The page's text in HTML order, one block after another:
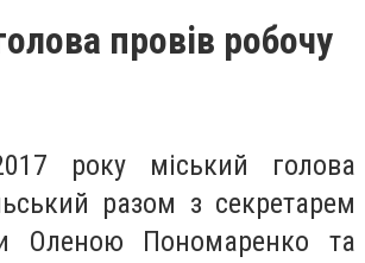
провів робочу
року міський голова
разом з секретарем
Оленою Пономаренко та